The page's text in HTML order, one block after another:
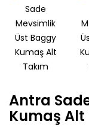
Antra
Kumaş Alt